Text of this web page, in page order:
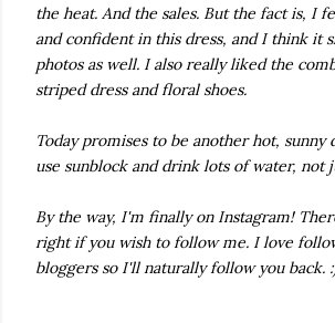
the heat. And the sales. But the fact is, I
and confident in this dress, and I think it
photos as well. I also really liked the
striped dress and floral shoes.
Today promises to be another hot, sunny
use sunblock and drink lots of water, not
By the way, I'm finally on Instagram!
right if you wish to follow me. I love
bloggers so I'll naturally follow you back.